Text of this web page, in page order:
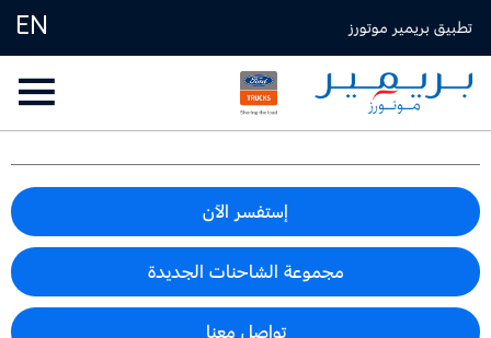
EN تطبيق بريمير موتورز
إستفسر الآن
مجموعة الشاحنات الجديدة
تواصل معنا